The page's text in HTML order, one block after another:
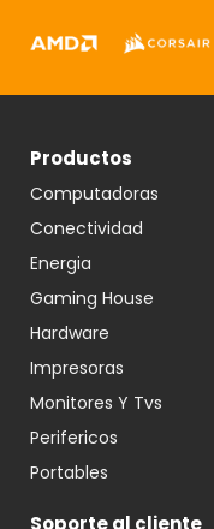
Productos
Computadoras
Conectividad
Energia
Gaming House
Hardware
Impresoras
Monitores Y Tvs
Perifericos
Portables
Soporte al cliente